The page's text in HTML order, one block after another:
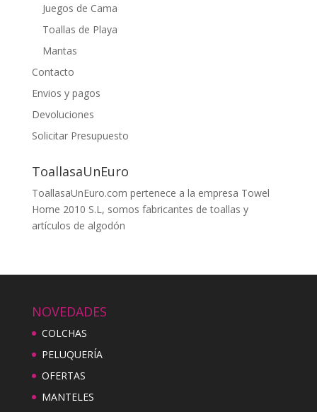
Juegos de Cama
Toallas de Playa
Mantas
Contacto
Envios y pagos
Devoluciones
Solicitar Presupuesto
ToallasaUnEuro
ToallasaUnEuro.com pertenece a la empresa Towel
Home 2010 S.L, somos fabricantes de toallas y
artículos de algodón
NOVEDADES
COLCHAS
PELUQUERÍA
OFERTAS
MANTELES